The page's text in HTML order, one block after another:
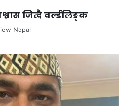
जित्दै वर्ल्डलिङ्क
Nepal